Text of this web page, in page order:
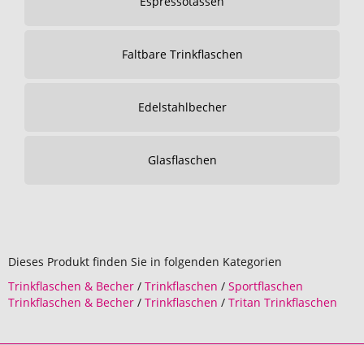
Faltbare Trinkflaschen
Edelstahlbecher
Glasflaschen
Dieses Produkt finden Sie in folgenden Kategorien
Trinkflaschen & Becher / Trinkflaschen / Sportflaschen
Trinkflaschen & Becher / Trinkflaschen / Tritan Trinkflaschen